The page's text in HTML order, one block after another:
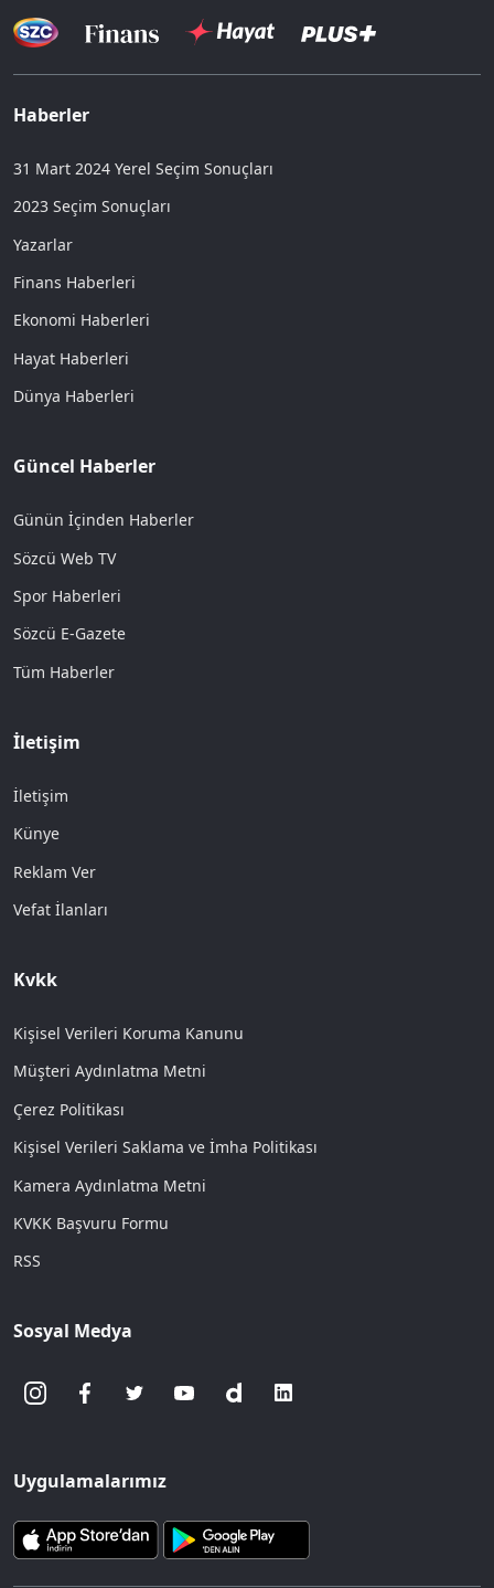
Haberler
31 Mart 2024 Yerel Seçim Sonuçları
2023 Seçim Sonuçları
Yazarlar
Finans Haberleri
Ekonomi Haberleri
Hayat Haberleri
Dünya Haberleri
Güncel Haberler
Günün İçinden Haberler
Sözcü Web TV
Spor Haberleri
Sözcü E-Gazete
Tüm Haberler
İletişim
İletişim
Künye
Reklam Ver
Vefat İlanları
Kvkk
Kişisel Verileri Koruma Kanunu
Müşteri Aydınlatma Metni
Çerez Politikası
Kişisel Verileri Saklama ve İmha Politikası
Kamera Aydınlatma Metni
KVKK Başvuru Formu
RSS
Sosyal Medya
Uygulamalarımız